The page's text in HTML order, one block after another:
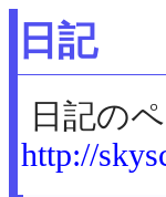
日記
日記の
http://